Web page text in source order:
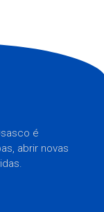
é
abrir novas